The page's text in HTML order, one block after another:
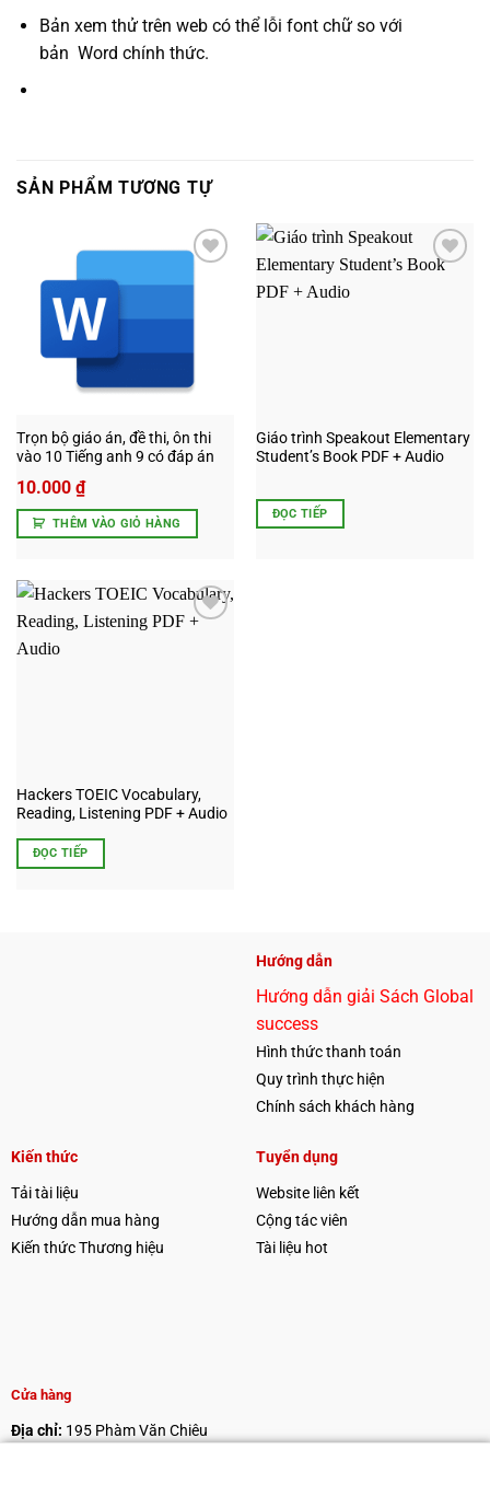
Bản xem thử trên web có thể lỗi font chữ so với
bản Word chính thức.
SẢN PHẨM TƯƠNG TỰ
Trọn bộ giáo án, đề thi, ôn thi
vào 10 Tiếng anh 9 có đáp án
10.000 ₫
THÊM VÀO GIỎ HÀNG
Giáo trình Speakout Elementary
Student’s Book PDF + Audio
ĐỌC TIẾP
Hackers TOEIC Vocabulary,
Reading, Listening PDF + Audio
ĐỌC TIẾP
Hướng dẫn
Hướng dẫn giải Sách Global
success
Hình thức thanh toán
Quy trình thực hiện
Chính sách khách hàng
Kiến thức
Tải tài liệu
Hướng dẫn mua hàng
Kiến thức Thương hiệu
Tuyển dụng
Website liên kết
Cộng tác viên
Tài liệu hot
Cửa hàng
Địa chỉ: 195 Phàm Văn Chiêu